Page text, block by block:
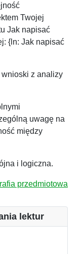
Twojej
Jak napisać
{ln: Jak napisać
wnioski z analizy
uwagę na
między
i logiczna.
przedmiotowa
lektur